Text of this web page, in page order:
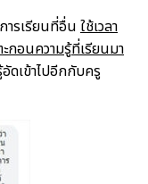
ารเรียนที่อื่น ใช้เวลา
ะกอนความรู้ที่เรียนมา
ดเข้าไปอีกกับครู